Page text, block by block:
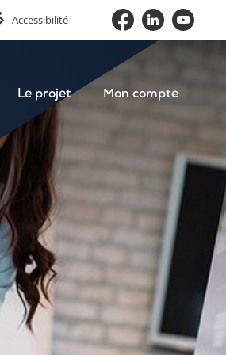
Accessibilité
Le projet Mon compte